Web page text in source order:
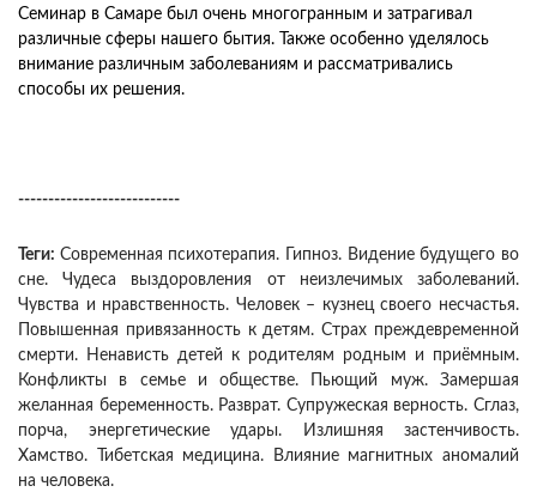
Семинар в Самаре был очень многогранным и затрагивал
различные сферы нашего бытия. Также особенно уделялось
внимание различным заболеваниям и рассматривались
способы их решения.
---------------------------
Теги: Современная психотерапия. Гипноз. Видение будущего во
сне. Чудеса выздоровления от неизлечимых заболеваний.
Чувства и нравственность. Человек – кузнец своего несчастья.
Повышенная привязанность к детям. Страх преждевременной
смерти. Ненависть детей к родителям родным и приёмным.
Конфликты в семье и обществе. Пьющий муж. Замершая
желанная беременность. Разврат. Супружеская верность. Сглаз,
порча, энергетические удары. Излишняя застенчивость.
Хамство. Тибетская медицина. Влияние магнитных аномалий
на человека.